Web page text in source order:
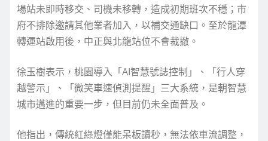
場站未即時移交、司機未移轉，造成初期班次不穩；市
府不排除邀請其他業者加入，以補交通缺口。至於龍潭
轉運站啟用後，中正與北龍站位不會裁撤。
徐玉樹表示，桃園導入「AI智慧號誌控制」、「行人穿
越警示」、「微笑車速偵測提醒」三大系統，是朝智慧
城市邁進的重要一步，但目前仍未全面普及。
他指出，傳統紅綠燈僅能呆板讀秒，無法依車流調整，